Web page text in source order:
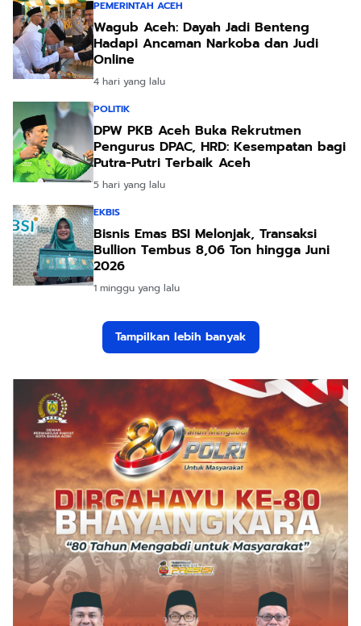
PEMERINTAH ACEH
Wagub Aceh: Dayah Jadi Benteng
Hadapi Ancaman Narkoba dan Judi
Online
4 hari yang lalu
POLITIK
DPW PKB Aceh Buka Rekrutmen
Pengurus DPAC, HRD: Kesempatan bagi
Putra-Putri Terbaik Aceh
5 hari yang lalu
EKBIS
Bisnis Emas BSI Melonjak, Transaksi
Bullion Tembus 8,06 Ton hingga Juni
2026
1 minggu yang lalu
Tampilkan lebih banyak